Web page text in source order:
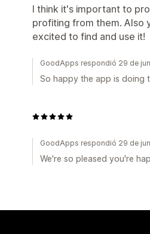
I think it's important to
profiting from them. Also
excited to find and use it!
GoodApps respondió 29 de
So happy the app is doing
GoodApps respondió 29 de
We're so pleased you're